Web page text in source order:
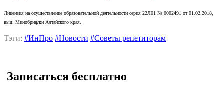
Лицензия на осуществление образовательной деятельности серия 22Л01 № 0002491 от 01.02.2018,
выд. Минобрнауки Алтайского края.
Тэги: #ИнПро #Новости #Советы репетиторам
Записаться бесплатно